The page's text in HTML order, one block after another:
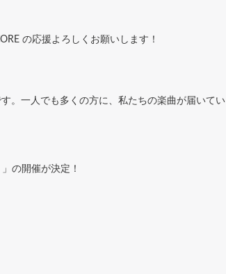
の応援よろしくお願いします！
。一人でも多くの方に、私たちの楽曲が届いてい
の開催が決定！